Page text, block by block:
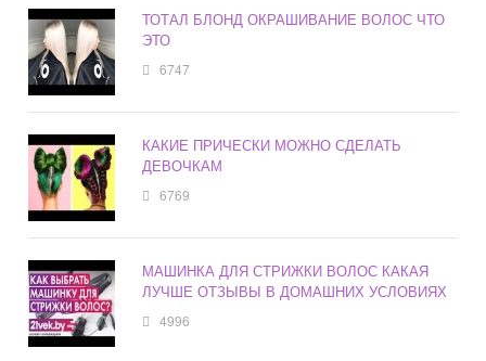
ТОТАЛ БЛОНД ОКРАШИВАНИЕ ВОЛОС ЧТО
ЭТО
6747
КАКИЕ ПРИЧЕСКИ МОЖНО СДЕЛАТЬ
ДЕВОЧКАМ
6769
МАШИНКА ДЛЯ СТРИЖКИ ВОЛОС КАКАЯ
ЛУЧШЕ ОТЗЫВЫ В ДОМАШНИХ УСЛОВИЯХ
4996